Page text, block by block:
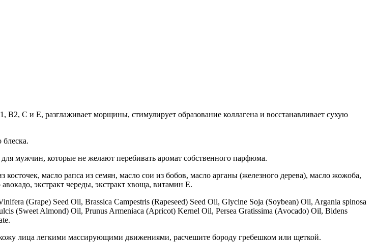
С и E, разглаживает морщины, стимулирует образование коллагена и восстанавливает сухую
мужчин, которые не желают перебивать аромат собственного парфюма.
масло рапса из семян, масло сои из бобов, масло арганы (железного дерева), масло жожоба,
экстракт череды, экстракт хвоща, витамин Е.
(Grape) Seed Oil, Brassica Campestris (Rapeseed) Seed Oil, Glycine Soja (Soybean) Oil, Argania spinosa
(Sweet Almond) Oil, Prunus Armeniaca (Apricot) Kernel Oil, Persea Gratissima (Avocado) Oil, Bidens
лица легкими массирующими движениями, расчешите бороду гребешком или щеткой.